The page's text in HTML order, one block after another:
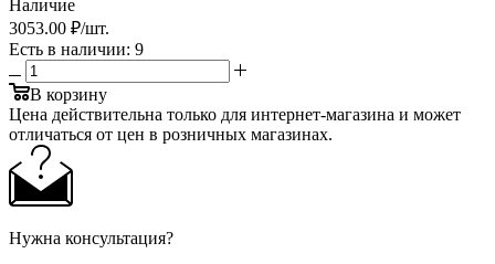
Наличие
3053.00 ₽/шт.
Есть в наличии: 9
В корзину
Цена действительна только для интернет-магазина и может
отличаться от цен в розничных магазинах.
Нужна консультация?